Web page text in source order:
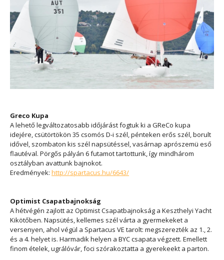
Greco Kupa
A lehető legváltozatosabb időjárást fogtuk ki a GReCo kupa
idejére, csütörtökön 35 csomós D-i szél, pénteken erős szél, borult
idővel, szombaton kis szél napsütéssel, vasárnap aprószemü eső
flautéval. Pörgős pályán 6 futamot tartottunk, így mindhárom
osztályban avattunk bajnokot.
Eredmények: http://spartacus.hu/6643/
Optimist Csapatbajnokság
A hétvégén zajlott az Optimist Csapatbajnokság a Keszthelyi Yacht
Kikötőben. Napsütés, kellemes szél várta a gyermekeket a
versenyen, ahol végül a Spartacus VE tarolt: megszerezték az 1., 2.
és a 4. helyet is. Harmadik helyen a BYC csapata végzett. Emellett
finom ételek, ugrálóvár, foci szórakoztatta a gyerekeekt a parton.